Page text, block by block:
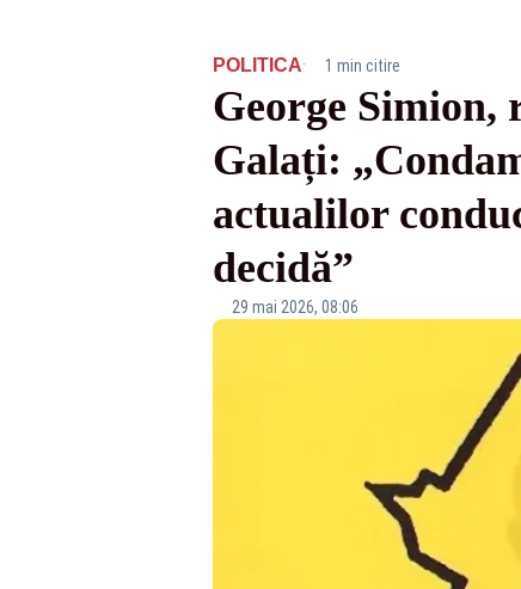
POLITICA· 1 min citire
George Simion,
Galați:
actualilor
decidă”
29 mai 2026, 08:06